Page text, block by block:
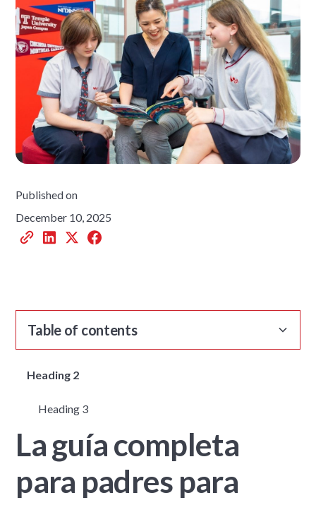
Published on
December 10, 2025
Table of contents
Heading 2
Heading 3
La guía completa
para padres para